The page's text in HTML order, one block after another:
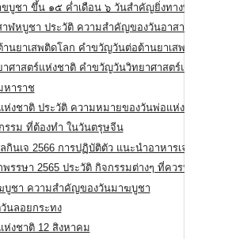
ขบูชา ขึ้น ๑๕ ค่ำเดือน ๖ วันสำคัญยิ่งทางพระพุทธศาสนา
ฬหบูชา ประวัติ ความสําคัญของวันอาสาฬหบูชา
นยาเสพติดโลก คำขวัญวันต่อต้านยาเสพติดสากล
ศาสตร์แห่งชาติ คำขวัญวันวิทยาศาสตร์แห่งชาติ
หาราช
งชาติ ประวัติ ความหมายของวันพ่อแห่งชาติ
รรม ที่ต้องทำ ในวันตรุษจีน
กินเจ 2566 การปฏิบัติตัว แนะนำอาหารเจ
รรษา 2565 ประวัติ กิจกรรมต่างๆ ที่ควรปฏิบัติ
บูชา ความสำคัญของวันมาฆบูชา
นลอยกระทง
ห่งชาติ 12 สิงหาคม